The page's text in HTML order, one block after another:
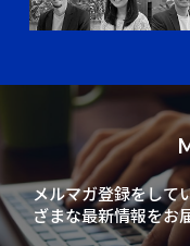
メルマガ登録をして
ざまな最新情報をお